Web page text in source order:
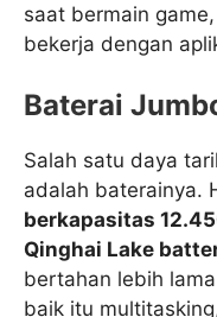
saat bermain
bekerja dengan
Baterai
Salah satu daya
adalah baterainya.
berkapasitas
Qinghai Lake
bertahan lebih
baik itu